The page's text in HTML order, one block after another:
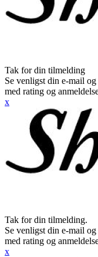
Tak for din tilmelding
Se venligst din e-mail
med rating og
x
Tak for din tilmelding.
Se venligst din e-mail
med rating og
x